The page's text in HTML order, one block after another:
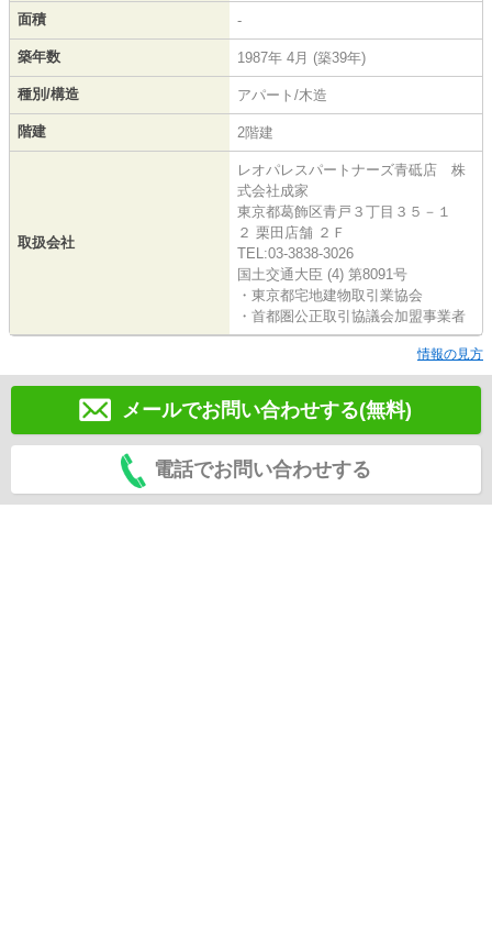
面積 -
築年数 1987年 4月 (築39年)
種別/構造 アパート/木造
階建 2階建
取扱会社
レオパレスパートナーズ青砥店 株
式会社成家
東京都葛飾区青戸３丁目３５－１
２ 栗田店舗 ２Ｆ
TEL:03-3838-3026
国土交通大臣 (4) 第8091号
・東京都宅地建物取引業協会
・首都圏公正取引協議会加盟事業者
情報の見方
メールでお問い合わせする(無料)
電話でお問い合わせする